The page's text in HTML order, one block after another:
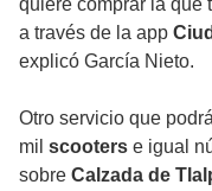
quiere comprar la que
a través de la app
explicó García Nieto.
Otro servicio que
mil scooters e igual
sobre Calzada de